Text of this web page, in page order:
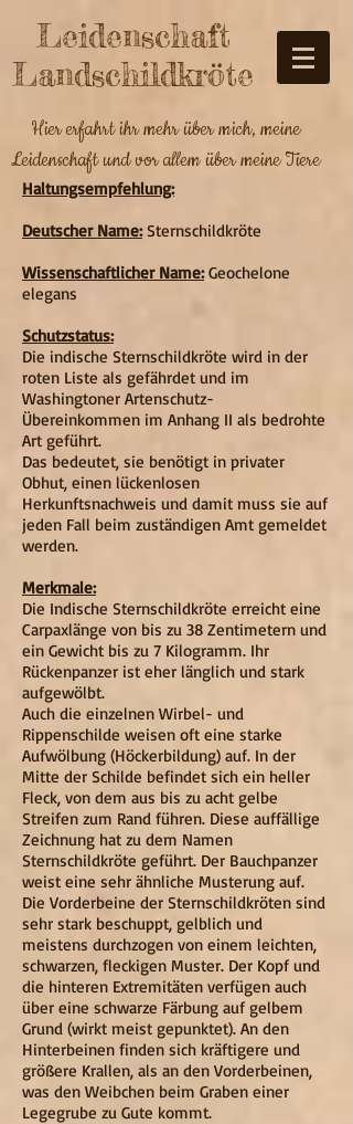
Leidenschaft
Landschildkröte
Hier erfahrt ihr mehr über mich, meine
Leidenschaft und vor allem über meine Tiere
Haltungsempfehlung:
Deutscher Name:Sternschildkröte
Wissenschaftlicher Name:Geochelone
elegans
Schutzstatus:
Die indische Sternschildkröte wird in der
roten Liste als gefährdet und im
Washingtoner Artenschutz-
Übereinkommen im Anhang II als bedrohte
Art geführt.
Das bedeutet, sie benötigt in privater
Obhut, einen lückenlosen
Herkunftsnachweis und damit muss sie auf
jeden Fall beim zuständigen Amt gemeldet
werden.
Merkmale:
Die Indische Sternschildkröte erreicht eine
Carpaxlänge von bis zu 38 Zentimetern und
ein Gewicht bis zu 7 Kilogramm. Ihr
Rückenpanzer ist eher länglich und stark
aufgewölbt.
Auch die einzelnen Wirbel- und
Rippenschilde weisen oft eine starke
Aufwölbung (Höckerbildung) auf. In der
Mitte der Schilde befindet sich ein heller
Fleck, von dem aus bis zu acht gelbe
Streifen zum Rand führen. Diese auffällige
Zeichnung hat zu dem Namen
Sternschildkröte geführt. Der Bauchpanzer
weist eine sehr ähnliche Musterung auf.
Die Vorderbeine der Sternschildkröten sind
sehr stark beschuppt, gelblich und
meistens durchzogen von einem leichten,
schwarzen, fleckigen Muster. Der Kopf und
die hinteren Extremitäten verfügen auch
über eine schwarze Färbung auf gelbem
Grund (wirkt meist gepunktet). An den
Hinterbeinen finden sich kräftigere und
größere Krallen, als an den Vorderbeinen,
was den Weibchen beim Graben einer
Legegrube zu Gute kommt.